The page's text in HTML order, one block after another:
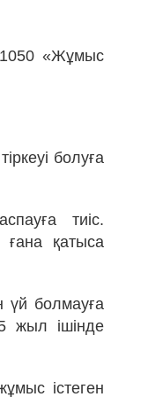
«Жұмыс
болуға
тиіс.
ғана қатыса
үй болмауға
жыл ішінде
істеген